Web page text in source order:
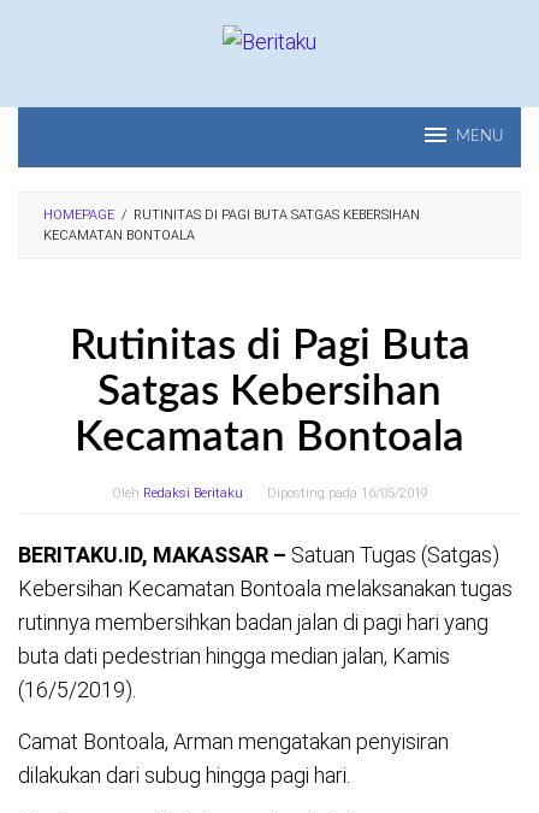
MENU
HOMEPAGE /
RUTINITAS DI PAGI BUTA SATGAS KEBERSIHAN
KECAMATAN BONTOALA
Rutinitas di Pagi Buta
Satgas Kebersihan
Kecamatan Bontoala
Oleh Redaksi Beritaku Diposting pada 16/05/2019
BERITAKU.ID, MAKASSAR – Satuan Tugas (Satgas)
Kebersihan Kecamatan Bontoala melaksanakan tugas
rutinnya membersihkan badan jalan di pagi hari yang
buta dati pedestrian hingga median jalan, Kamis
(16/5/2019).
Camat Bontoala, Arman mengatakan penyisiran
dilakukan dari subug hingga pagi hari.